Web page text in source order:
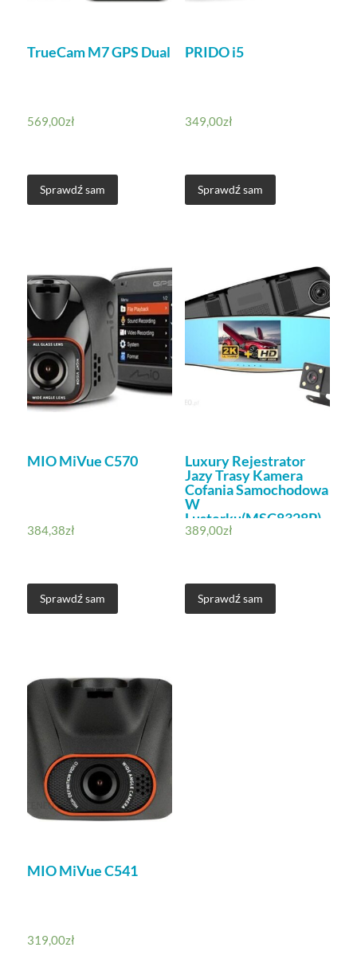
TrueCam M7 GPS Dual
569,00zł
Sprawdź sam
PRIDO i5
349,00zł
Sprawdź sam
MIO MiVue C570
384,38zł
Sprawdź sam
Luxury Rejestrator
Jazy Trasy Kamera
Cofania Samochodowa
W
Lusterku(MSC8328P)
389,00zł
Sprawdź sam
MIO MiVue C541
319,00zł